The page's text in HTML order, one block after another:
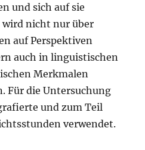
und sich auf sie
wird nicht nur über
auf Perspektiven
auch in linguistischen
Merkmalen
Für die Untersuchung
und zum Teil
verwendet.